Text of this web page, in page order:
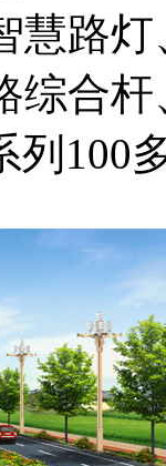
慧路
综合
列100